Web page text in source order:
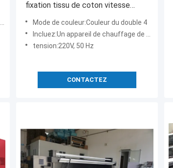
fixation tissu de coton vitesse
fonctionnante de 20 - de
100m/heure
Mode de couleur:Couleur du double 4
Incluez:Un appareil de chauffage de 1.6m directement et une fan de filtre
tension:220V, 50 Hz
CONTACTEZ